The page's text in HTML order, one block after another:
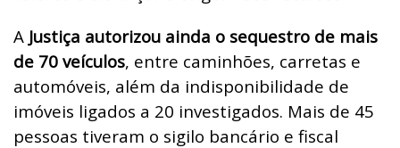
A Justiça autorizou ainda o sequestro de mais
de 70 veículos, entre caminhões, carretas e
automóveis, além da indisponibilidade de
imóveis ligados a 20 investigados. Mais de 45
pessoas tiveram o sigilo bancário e fiscal